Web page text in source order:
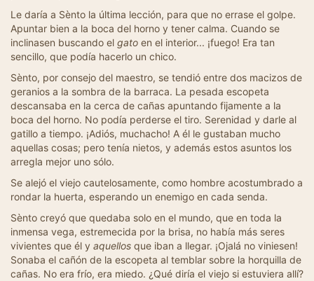
Le daría a Sènto la última lección, para que no errase el golpe.
Apuntar bien a la boca del horno y tener calma. Cuando se
inclinasen buscando el gato en el interior... ¡fuego! Era tan
sencillo, que podía hacerlo un chico.
Sènto, por consejo del maestro, se tendió entre dos macizos de
geranios a la sombra de la barraca. La pesada escopeta
descansaba en la cerca de cañas apuntando fijamente a la
boca del horno. No podía perderse el tiro. Serenidad y darle al
gatillo a tiempo. ¡Adiós, muchacho! A él le gustaban mucho
aquellas cosas; pero tenía nietos, y además estos asuntos los
arregla mejor uno sólo.
Se alejó el viejo cautelosamente, como hombre acostumbrado a
rondar la huerta, esperando un enemigo en cada senda.
Sènto creyó que quedaba solo en el mundo, que en toda la
inmensa vega, estremecida por la brisa, no había más seres
vivientes que él y aquellos que iban a llegar. ¡Ojalá no viniesen!
Sonaba el cañón de la escopeta al temblar sobre la horquilla de
cañas. No era frío, era miedo. ¿Qué diría el viejo si estuviera allí?